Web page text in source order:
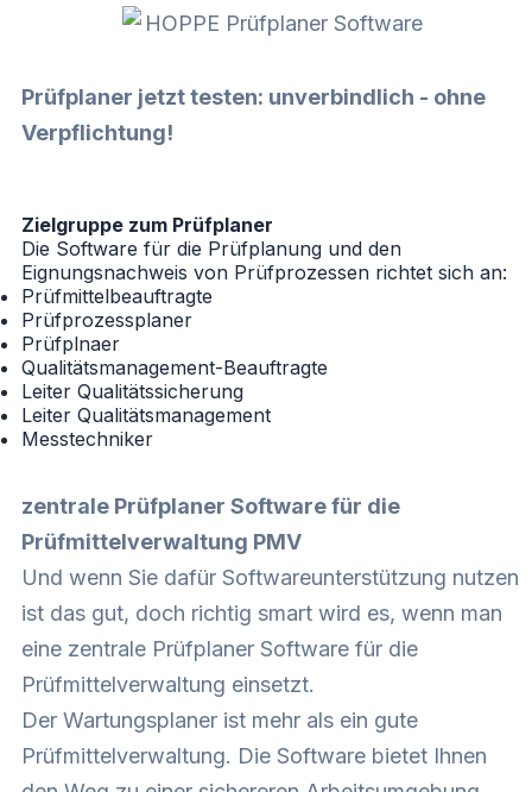
Prüfplaner jetzt testen: unverbindlich - ohne
Verpflichtung!
Zielgruppe zum Prüfplaner
Die Software für die Prüfplanung und den
Eignungsnachweis von Prüfprozessen richtet sich an:
Prüfmittelbeauftragte
Prüfprozessplaner
Prüfplnaer
Qualitätsmanagement-Beauftragte
Leiter Qualitätssicherung
Leiter Qualitätsmanagement
Messtechniker
zentrale Prüfplaner Software für die
Prüfmittelverwaltung PMV
Und wenn Sie dafür Softwareunterstützung nutzen
ist das gut, doch richtig smart wird es, wenn man
eine zentrale Prüfplaner Software für die
Prüfmittelverwaltung einsetzt.
Der Wartungsplaner ist mehr als ein gute
Prüfmittelverwaltung. Die Software bietet Ihnen